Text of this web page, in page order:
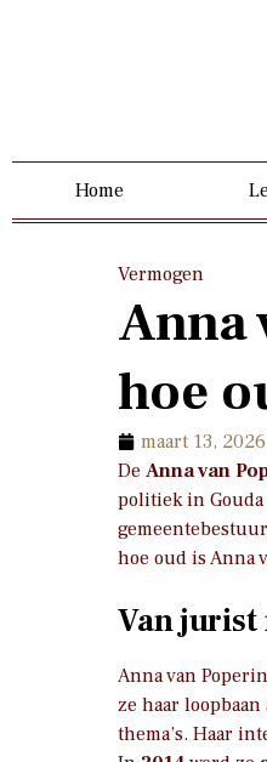
Home
Vermogen
Anna
hoe
maart 13, 2026
De Anna van
politiek in
hoe oud is Anna
Van jurist
Anna van
ze haar loopbaan
thema’s. Haar